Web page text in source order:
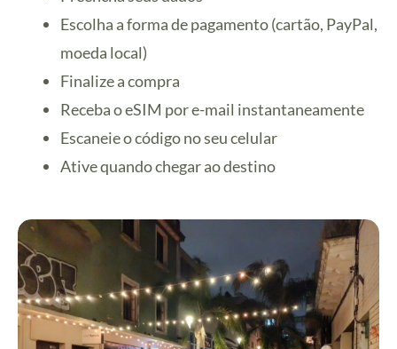
Escolha a forma de pagamento (cartão, PayPal,
moeda local)
Finalize a compra
Receba o eSIM por e-mail instantaneamente
Escaneie o código no seu celular
Ative quando chegar ao destino